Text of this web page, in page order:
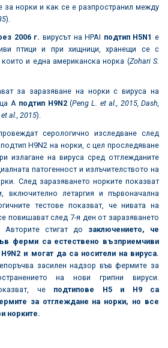
за норки и как се е разпространил между
).
2006 г. вирусът на HPAI подтип H5N1 е
птици и при хищници, хранещи се с
и една американска норка (Zohari S.
за заразяване на норки с вируса на
А подтип H9N2(Peng L. et al., 2015,Dash,
al., 2015).
серологично изследване след
H9N2 на норки, с цел проследяване
излагане на вируса сред отглежданите
патогенност и излъчителството на
След заразяването норките показват
включително летаргия и първоначална
тестове показват, че нивата на
повишават след 7-я ден от заразяването
Авторите стигат до заключението, че
ферми са естествено възприемчиви
H9N2 и могат да са носители на вируса.
засилен надзор във фермите за
на нови грипни вируси.
че подтипове H5 и H9са
за отглеждане на норки, но все
норките.